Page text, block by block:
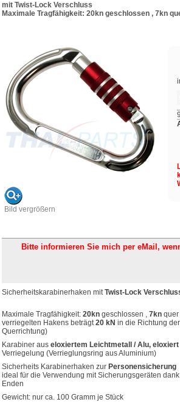
mit Twist-Lock Verschluss
Maximale Tragfähigkeit: 20kn geschlossen , 7kn
Bild vergrößern
Bitte informieren Sie mich per eMail,
Sicherheitskarabinerhaken mitTwist-Lock
Maximale Tragfähigkeit: 20kn geschlossen , 7kn
verriegelten Hakens beträgt20 kN in die Richtung
Querrichtung)
Karabiner aus eloxiertem Leichtmetall / Alu, eloxiert
Verriegelung (Verrieglungsring aus Aluminium)
Sicherheits Karabinerhaken zur Personensicherung
ideal für die Verwendung mit Sicherungsgeräten
Enden
Gewicht: nur ca. 100 Gramm je Stück